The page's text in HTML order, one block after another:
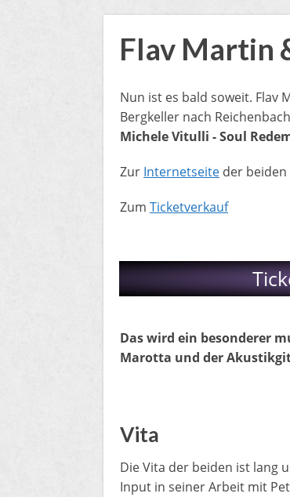
Flav Martin
​Nun ist es bald soweit. Flav
Bergkeller nach
Michele Vitulli - Soul
Zur Internetseite der beiden
Zum Ticketverkauf
Das wird ein besonderer
Marotta und der
Vita
Die Vita der beiden ist lang
Input in seiner Arbeit mit